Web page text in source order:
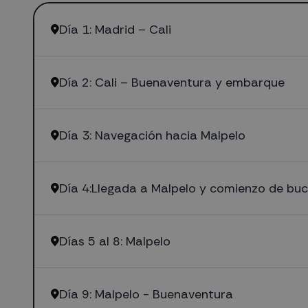
Día 1: Madrid – Cali
Día 2: Cali – Buenaventura y embarque
Día 3: Navegación hacia Malpelo
Día 4:Llegada a Malpelo y comienzo de
Días 5 al 8: Malpelo
Día 9: Malpelo - Buenaventura